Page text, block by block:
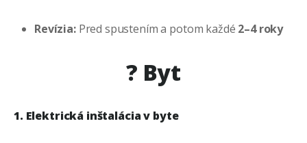
Revízia:Pred spustením a potom každé 2–4 roky
? Byt
1. Elektrická inštalácia v byte